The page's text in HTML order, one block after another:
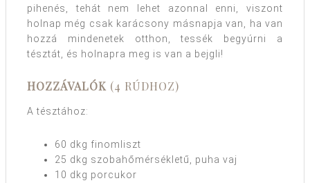
pihenés, tehát nem lehet azonnal enni, viszont
holnap még csak karácsony másnapja van, ha van
hozzá mindenetek otthon, tessék begyúrni a
tésztát, és holnapra meg is van a bejgli!
HOZZÁVALÓK (4 RÚDHOZ)
A tésztához:
60 dkg finomliszt
25 dkg szobahőmérsékletű, puha vaj
10 dkg porcukor